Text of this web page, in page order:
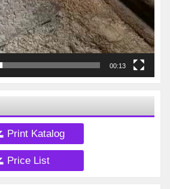
00:13
Print Katalog
Price List